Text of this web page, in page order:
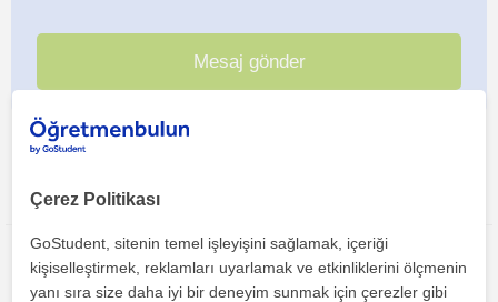
Bu ilanı paylaş veya e-posta ile gönder
Çerez Politikası
GoStudent, sitenin temel işleyişini sağlamak, içeriği
kişiselleştirmek, reklamları uyarlamak ve etkinliklerini ölçmenin
yanı sıra size daha iyi bir deneyim sunmak için çerezler gibi